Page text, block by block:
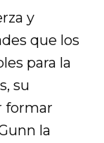
y
que los
para la
su
formar
la